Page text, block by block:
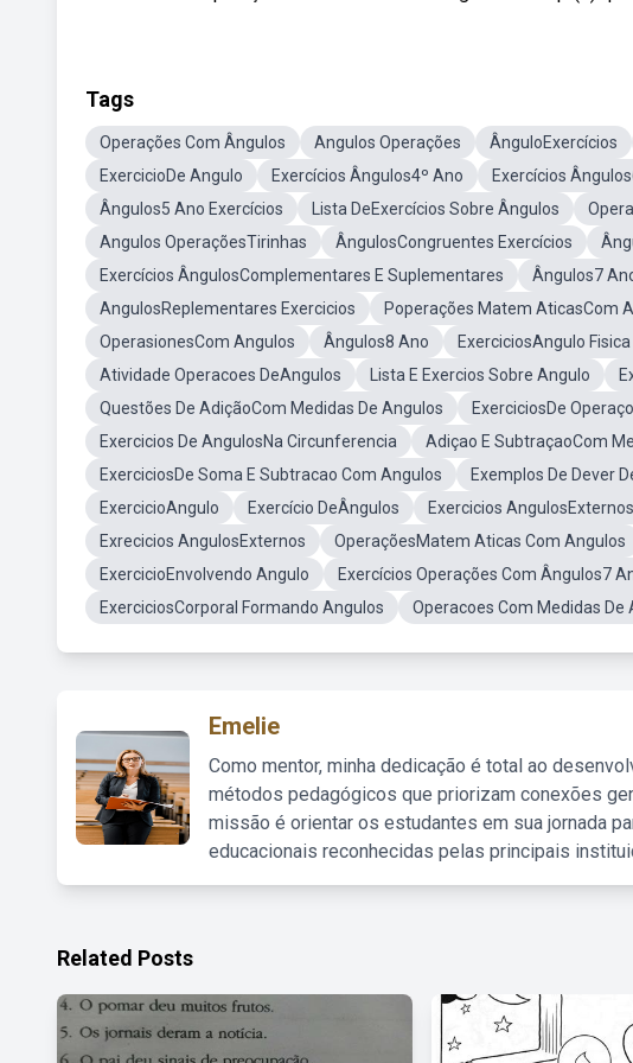
Tags
Operações Com Ângulos Angulos Operações ÂnguloExercícios
ExercicioDe Angulo
Exercícios Ângulos4º Ano Exercícios
Ângulos5 Ano Exercícios
Lista DeExercícios Sobre Ângulos
Angulos OperaçõesTirinhas
ÂngulosCongruentes Exercícios
Exercícios ÂngulosComplementares E Suplementares
Ângulos7
AngulosReplementares Exercicios
Poperações Matem AticasCom
OperasionesCom Angulos
Ângulos8 Ano ExerciciosAngulo Fisica
Atividade Operacoes DeAngulos
Lista E Exercios Sobre Angulo
Questões De AdiçãoCom Medidas De Angulos
ExerciciosDe
Exercicios De AngulosNa Circunferencia
Adiçao E SubtraçaoCom
ExerciciosDe Soma E Subtracao Com Angulos
Exemplos De Dever
ExercicioAngulo
Exercício DeÂngulos Exercicios AngulosExternos
Exrecicios AngulosExternos
OperaçõesMatem Aticas Com Angulos
ExercicioEnvolvendo Angulo
Exercícios Operações Com Ângulos7
ExerciciosCorporal Formando Angulos
Operacoes Com Medidas
Emelie
Como mentor, minha dedicação é total ao
métodos pedagógicos que priorizam conexões
missão é orientar os estudantes em sua jornada
educacionais reconhecidas pelas principais
Related Posts